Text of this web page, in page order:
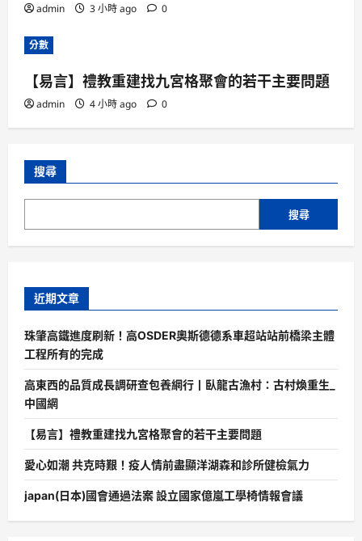
admin 3 小時 ago 0
分數
【易言】禮教重建找九宮格聚會的若干主要問題
admin 4 小時 ago 0
搜尋
搜尋
近期文章
珠肇高鐵進度刷新！高OSDER奧斯德德系車超站站前橋梁主體
工程所有的完成
高東西的品質成長調研查包養網行丨臥龍古漁村：古村煥重生_
中國網
【易言】禮教重建找九宮格聚會的若干主要問題
愛心如潮 共克時艱！疫人情前盡顯洋湖森和診所健檢氣力
japan(日本)國會通過法案 設立國家億嵐工學椅情報會議